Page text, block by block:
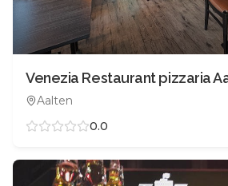
Venezia Restaurant pizzaria
Aalten
0.0